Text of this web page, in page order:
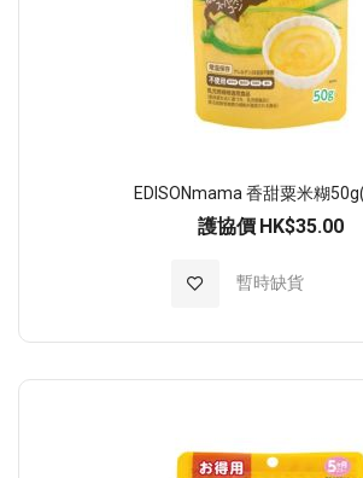
EDISONmama 香甜粟米糊
護協價 HK$35.00
暫時缺貨
加入至願望清單